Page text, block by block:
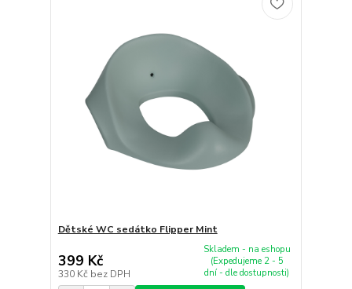
Dětské WC sedátko Flipper Mint
399 Kč
330 Kč bez DPH
Skladem - na eshopu
(Expedujeme 2 - 5
dní - dle dostupnosti)